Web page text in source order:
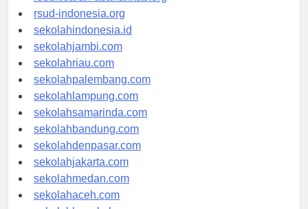
rsudkisaran-asahankab.org
rsud-indonesia.org
sekolahindonesia.id
sekolahjambi.com
sekolahriau.com
sekolahpalembang.com
sekolahlampung.com
sekolahsamarinda.com
sekolahbandung.com
sekolahdenpasar.com
sekolahjakarta.com
sekolahmedan.com